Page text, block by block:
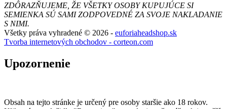
ZDÔRAZŇUJEME, ŽE VŠETKY OSOBY KUPUJÚCE SI
SEMIENKA SÚ SAMI ZODPOVEDNÉ ZA SVOJE NAKLADANIE
S NIMI.
Všetky práva vyhradené © 2026 - euforiaheadshop.sk
Tvorba internetových obchodov - corteon.com
Upozornenie
Obsah na tejto stránke je určený pre osoby staršie ako 18 rokov.